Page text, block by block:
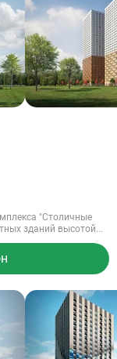
"Столичные
зданий высотой...